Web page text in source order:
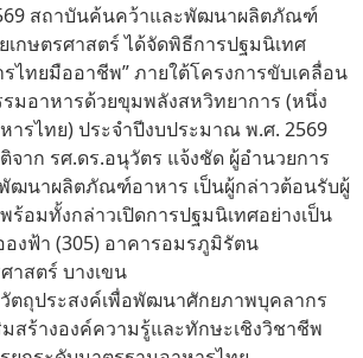
สถาบันค้นคว้าและพัฒนาผลิตภัณฑ์
กษตรศาสตร์ ได้จัดพิธีการปฐมนิเทศ
ไทยมืออาชีพ” ภายใต้โครงการขับเคลื่อน
มอาหารด้วยขุมพลังสหวิทยาการ (หนึ่ง
ารไทย) ประจำปีงบประมาณ พ.ศ. 2569
จาก รศ.ดร.อนุวัตร แจ้งชัด ผู้อำนวยการ
ฒนาผลิตภัณฑ์อาหาร เป็นผู้กล่าวต้อนรับผู้
ร้อมทั้งกล่าวเปิดการปฐมนิเทศอย่างเป็น
งฟ้า (305) อาคารอมรภูมิรัตน
าสตร์ บางเขน
ตถุประสงค์เพื่อพัฒนาศักยภาพบุคลากร
สร้างองค์ความรู้และทักษะเชิงวิชาชีพ